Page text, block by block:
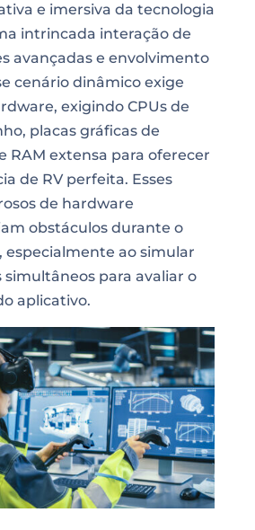
e imersiva da tecnologia
intrincada interação de
avançadas e envolvimento
cenário dinâmico exige
exigindo CPUs de
placas gráficas de
RAM extensa para oferecer
de RV perfeita. Esses
de hardware
obstáculos durante o
especialmente ao simular
simultâneos para avaliar o
aplicativo.